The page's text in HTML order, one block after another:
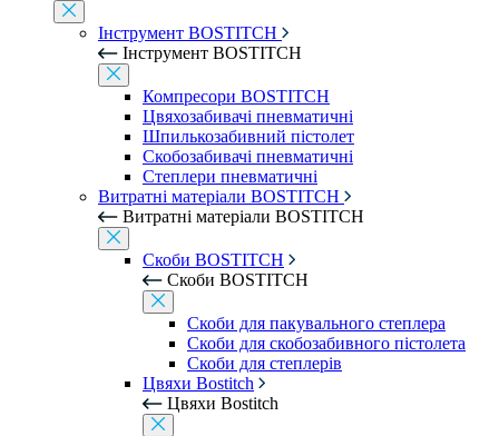
Інструмент BOSTITCH
Інструмент BOSTITCH
Компресори BOSTITCH
Цвяхозабивачі пневматичні
Шпилькозабивний пістолет
Скобозабивачі пневматичні
Степлери пневматичні
Витратні матеріали BOSTITCH
Витратні матеріали BOSTITCH
Скоби BOSTITCH
Скоби BOSTITCH
Скоби для пакувального степлера
Скоби для скобозабивного пістолета
Скоби для степлерів
Цвяхи Bostitch
Цвяхи Bostitch